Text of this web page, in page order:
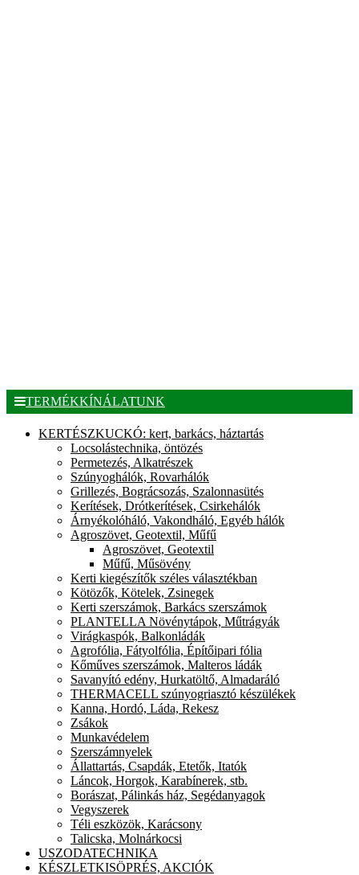
TERMÉKKÍNÁLATUNK
KERTÉSZKUCKÓ: kert, barkács, háztartás
Locsolástechnika, öntözés
Permetezés, Alkatrészek
Szúnyoghálók, Rovarhálók
Grillezés, Bográcsozás, Szalonnasütés
Kerítések, Drótkerítések, Csirkehálók
Árnyékolóháló, Vakondháló, Egyéb hálók
Agroszövet, Geotextil, Műfű
Agroszövet, Geotextil
Műfű, Műsövény
Kerti kiegészítők széles választékban
Kötözők, Kötelek, Zsinegek
Kerti szerszámok, Barkács szerszámok
PLANTELLA Növénytápok, Műtrágyák
Virágkaspók, Balkonládák
Agrofólia, Fátyolfólia, Építőipari fólia
Kőműves szerszámok, Malteros ládák
Savanyító edény, Hurkatöltő, Almadaráló
THERMACELL szúnyogriasztó készülékek
Kanna, Hordó, Láda, Rekesz
Zsákok
Munkavédelem
Szerszámnyelek
Állattartás, Csapdák, Etetők, Itatók
Láncok, Horgok, Karabínerek, stb.
Borászat, Pálinkás ház, Segédanyagok
Vegyszerek
Téli eszközök, Karácsony
Talicska, Molnárkocsi
USZODATECHNIKA
KÉSZLETKISÖPRÉS, AKCIÓK